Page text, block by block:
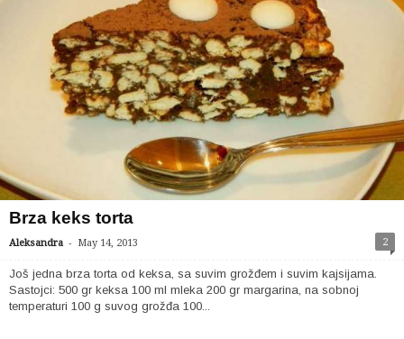
Brza keks torta
Aleksandra - May 14, 2013 2
Još jedna brza torta od keksa, sa suvim grožđem i suvim kajsijama.
Sastojci: 500 gr keksa 100 ml mleka 200 gr margarina, na sobnoj
temperaturi 100 g suvog grožđa 100...